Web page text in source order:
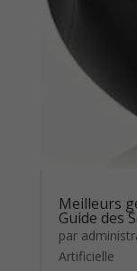
Meilleurs
Guide des
par
Artificielle